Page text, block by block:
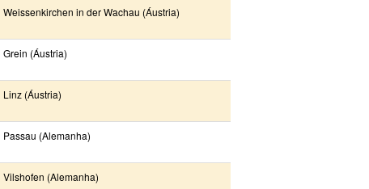
Weissenkirchen in der Wachau (Áustria)
Grein (Áustria)
Linz (Áustria)
Passau (Alemanha)
Vilshofen (Alemanha)